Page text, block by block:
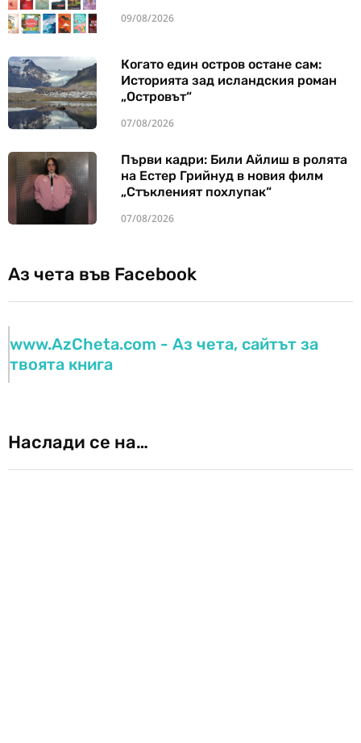
09/08/2026
Когато един остров остане сам:
Историята зад исландския роман
„Островът“
07/08/2026
Първи кадри: Били Айлиш в ролята
на Естер Грийнуд в новия филм
„Стъкленият похлупак“
07/08/2026
Аз чета във Facebook
www.AzCheta.com - Аз чета, сайтът за
твоята книга
Наслади се на…